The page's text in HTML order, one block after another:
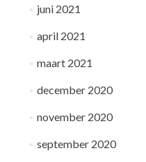
juni 2021
april 2021
maart 2021
december 2020
november 2020
september 2020